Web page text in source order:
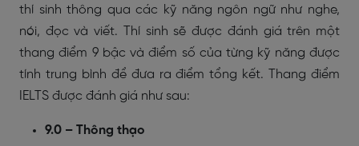
thí sinh thông qua các kỹ năng ngôn ngữ như nghe,
nói, đọc và viết. Thí sinh sẽ được đánh giá trên một
thang điểm 9 bậc và điểm số của từng kỹ năng được
tính trung bình để đưa ra điểm tổng kết. Thang điểm
IELTS được đánh giá như sau:
9.0 – Thông thạo